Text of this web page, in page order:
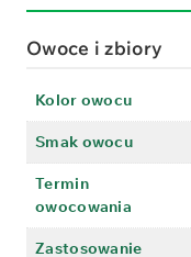
Owoce i zbiory
Kolor owocu
Smak owocu
Termin
owocowania
Zastosowanie